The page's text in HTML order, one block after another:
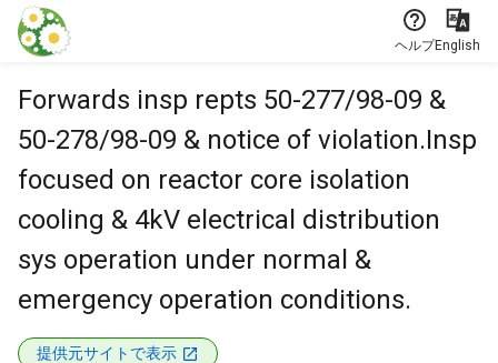
本文に飛ぶ
ヘルプEnglish
Forwards insp repts 50-277/98-09 &
50-278/98-09 & notice of violation.Insp
focused on reactor core isolation
cooling & 4kV electrical distribution
sys operation under normal &
emergency operation conditions.
提供元サイトで表示